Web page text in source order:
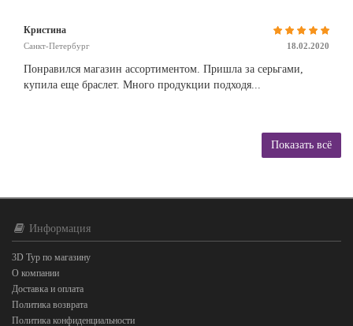
Кристина
Санкт-Петербург 18.02.2020
Понравился магазин ассортиментом. Пришла за серьгами,
купила еще браслет. Много продукции подходя...
Показать всё
Информация
3D Тур по магазину
О компании
Доставка и оплата
Политика возврата
Политика конфиденциальности